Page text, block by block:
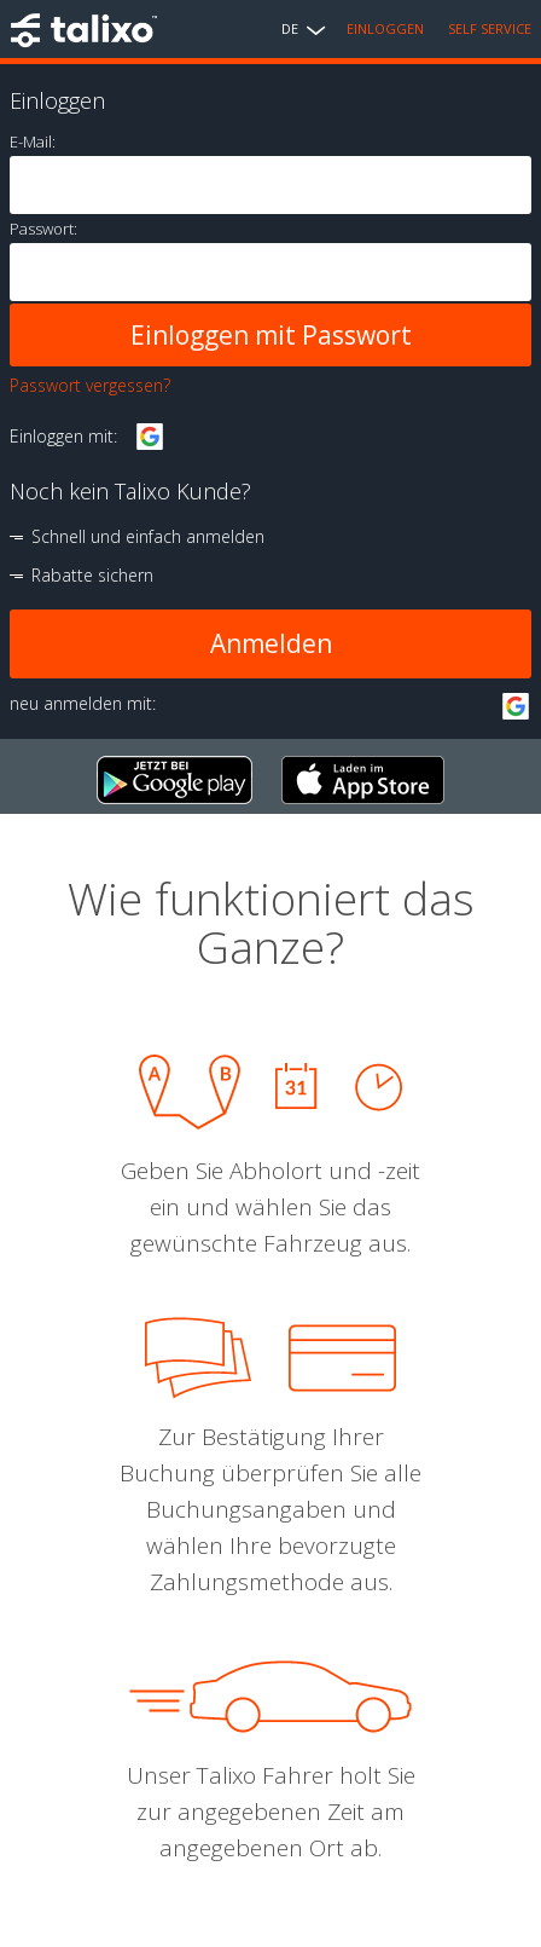
DE EINLOGGEN SELF SERVICE
Einloggen
E-Mail:
Passwort:
Passwort vergessen?
Einloggen mit:
Noch kein Talixo Kunde?
Schnell und einfach anmelden
Rabatte sichern
Anmelden
neu anmelden mit:
Wie funktioniert das
Ganze?
Geben Sie Abholort und -zeit
ein und wählen Sie das
gewünschte Fahrzeug aus.
Zur Bestätigung Ihrer
Buchung überprüfen Sie alle
Buchungsangaben und
wählen Ihre bevorzugte
Zahlungsmethode aus.
Unser Talixo Fahrer holt Sie
zur angegebenen Zeit am
angegebenen Ort ab.